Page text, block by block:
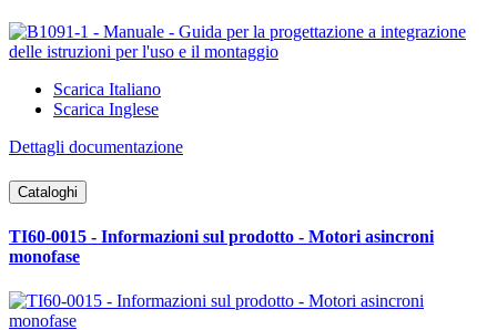
Scarica Italiano
Scarica Inglese
Dettagli documentazione
Cataloghi
TI60-0015 - Informazioni sul prodotto - Motori asincroni
monofase